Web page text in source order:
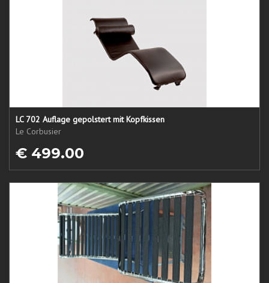
LC 702 Auflage gepolstert mit Kopfkissen
Le Corbusier
€ 499.00